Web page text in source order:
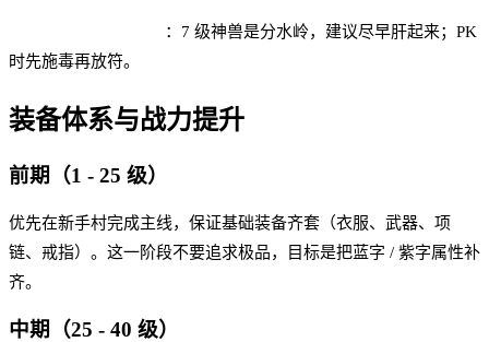
：7 级神兽是分水岭，建议尽早肝起来；PK
时先施毒再放符。
装备体系与战力提升
前期（1 - 25 级）
优先在新手村完成主线，保证基础装备齐套（衣服、武器、项
链、戒指）。这一阶段不要追求极品，目标是把蓝字 / 紫字属性补
齐。
中期（25 - 40 级）